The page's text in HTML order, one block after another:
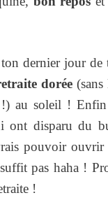
ton dernier jour
dorée
au soleil ! Enfin
ont disparu du
pouvoir ouvrir
pas haha !
!